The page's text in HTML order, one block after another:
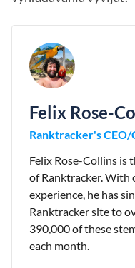
Felix Rose-
Ranktracker's
Felix Rose-Collins is
of Ranktracker. With
experience, he has
Ranktracker site to
390,000 of these
each month.